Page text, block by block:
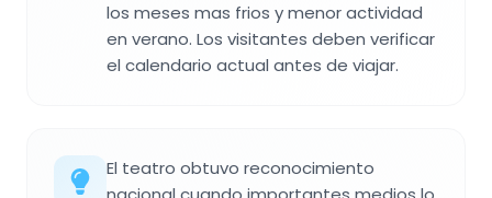
los meses mas frios y menor actividad
en verano. Los visitantes deben verificar
el calendario actual antes de viajar.
El teatro obtuvo reconocimiento